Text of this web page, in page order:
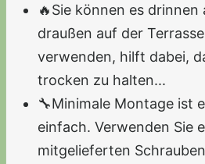
🔥Sie können es drinnen
draußen auf der
verwenden, hilft dabei,
trocken zu halten...
🔧Minimale Montage ist
einfach. Verwenden Sie
mitgelieferten